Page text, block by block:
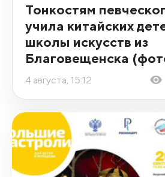
Тонкостям
учила китайских
школы искусств из
Благовещенска
4 августа, 15:12